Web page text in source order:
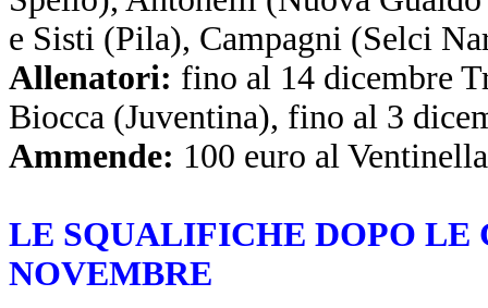
e Sisti (Pila), Campagni (Selci
Allenatori: fino al 14 dicembre
Biocca (Juventina), fino al 3
Ammende: 100 euro al
LE SQUALIFICHE DOPO LE
NOVEMBRE